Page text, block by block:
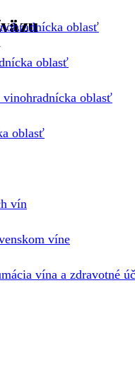
oblasť
oblasť
vinohradnícka oblasť
oblasť
vín
víne
vína a zdravotné